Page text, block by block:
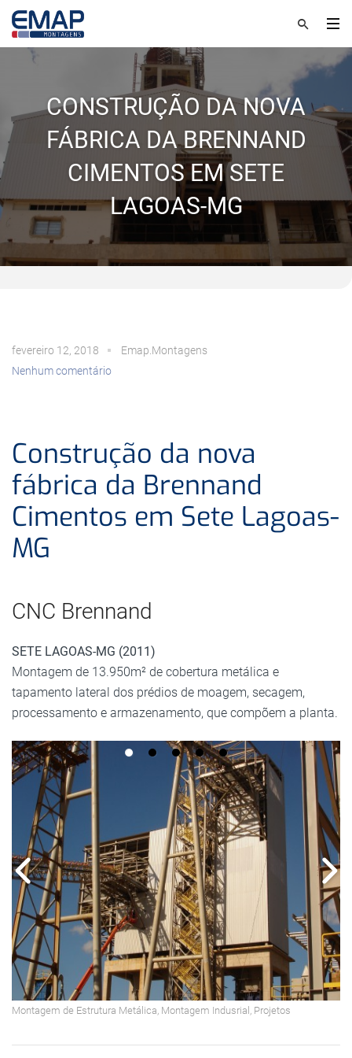
CONSTRUÇÃO DA NOVA
FÁBRICA DA BRENNAND
CIMENTOS EM SETE
LAGOAS-MG
fevereiro 12, 2018
Emap.Montagens
Nenhum comentário
Construção da nova
fábrica da Brennand
Cimentos em Sete Lagoas-
MG
CNC Brennand
SETE LAGOAS-MG (2011)
Montagem de 13.950m² de cobertura metálica e
tapamento lateral dos prédios de moagem, secagem,
processamento e armazenamento, que compõem a planta.
Montagem de Estrutura Metálica, Montagem Indusrial , Projetos